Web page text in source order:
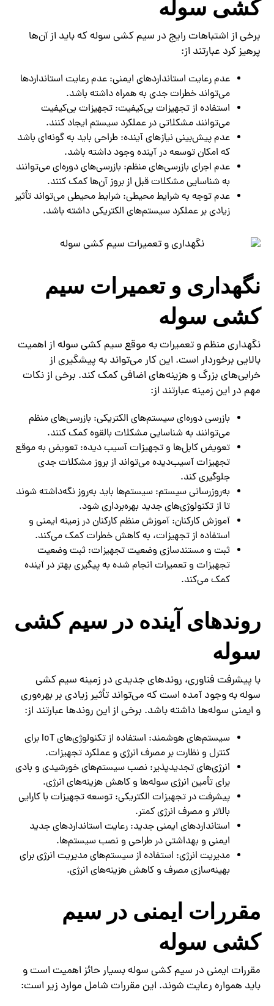
کشی سوله
برخی از اشتباهات رایج در سیم کشی سوله که باید از آن‌ها
پرهیز کرد عبارتند از:
عدم رعایت استانداردهای ایمنی: عدم رعایت استانداردها
می‌تواند خطرات جدی به همراه داشته باشد.
استفاده از تجهیزات بی‌کیفیت: تجهیزات بی‌کیفیت
می‌توانند مشکلاتی در عملکرد سیستم ایجاد کنند.
عدم پیش‌بینی نیازهای آینده: طراحی باید به گونه‌ای باشد
که امکان توسعه در آینده وجود داشته باشد.
عدم اجرای بازرسی‌های منظم: بازرسی‌های دوره‌ای می‌توانند
به شناسایی مشکلات قبل از بروز آن‌ها کمک کنند.
عدم توجه به شرایط محیطی: شرایط محیطی می‌تواند تأثیر
زیادی بر عملکرد سیستم‌های الکتریکی داشته باشد.
نگهداری و تعمیرات سیم
کشی سوله
نگهداری منظم و تعمیرات به موقع سیم کشی سوله از اهمیت
بالایی برخوردار است. این کار می‌تواند به پیشگیری از
خرابی‌های بزرگ و هزینه‌های اضافی کمک کند. برخی از نکات
مهم در این زمینه عبارتند از:
بازرسی دوره‌ای سیستم‌های الکتریکی: بازرسی‌های منظم
می‌توانند به شناسایی مشکلات بالقوه کمک کنند.
تعویض کابل‌ها و تجهیزات آسیب دیده: تعویض به موقع
تجهیزات آسیب‌دیده می‌تواند از بروز مشکلات جدی
جلوگیری کند.
به‌روزرسانی سیستم: سیستم‌ها باید به‌روز نگه‌داشته شوند
تا از تکنولوژی‌های جدید بهره‌برداری شود.
آموزش کارکنان: آموزش منظم کارکنان در زمینه ایمنی و
استفاده از تجهیزات، به کاهش خطرات کمک می‌کند.
ثبت و مستندسازی وضعیت تجهیزات: ثبت وضعیت
تجهیزات و تعمیرات انجام شده به پیگیری بهتر در آینده
کمک می‌کند.
روندهای آینده در سیم کشی
سوله
با پیشرفت فناوری، روندهای جدیدی در زمینه سیم کشی
سوله به وجود آمده است که می‌تواند تأثیر زیادی بر بهره‌وری
و ایمنی سوله‌ها داشته باشد. برخی از این روندها عبارتند از:
سیستم‌های هوشمند: استفاده از تکنولوژی‌های IoT برای
کنترل و نظارت بر مصرف انرژی و عملکرد تجهیزات.
انرژی‌های تجدیدپذیر: نصب سیستم‌های خورشیدی و بادی
برای تأمین انرژی سوله‌ها و کاهش هزینه‌های انرژی.
پیشرفت در تجهیزات الکتریکی: توسعه تجهیزات با کارایی
بالاتر و مصرف انرژی کمتر.
استانداردهای ایمنی جدید: رعایت استانداردهای جدید
ایمنی و بهداشتی در طراحی و نصب سیستم‌ها.
مدیریت انرژی: استفاده از سیستم‌های مدیریت انرژی برای
بهینه‌سازی مصرف و کاهش هزینه‌های انرژی.
مقررات ایمنی در سیم
کشی سوله
مقررات ایمنی در سیم کشی سوله بسیار حائز اهمیت است و
باید همواره رعایت شوند. این مقررات شامل موارد زیر است: